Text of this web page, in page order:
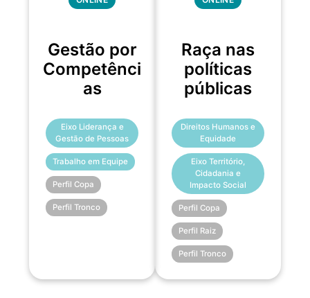
Gestão por
Competênci
as
Eixo Liderança e
Gestão de Pessoas
Trabalho em Equipe
Perfil Copa
Perfil Tronco
Raça nas
políticas
públicas
Direitos Humanos e
Equidade
Eixo Território,
Cidadania e
Impacto Social
Perfil Copa
Perfil Raiz
Perfil Tronco